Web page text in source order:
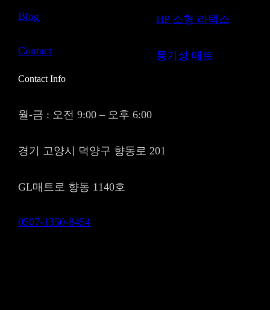
Blog
Contact
HP 소형 라텍스
통기성 매트
Contact Info
월-금 : 오전 9:00 – 오후 6:00
경기 고양시 덕양구 향동로 201
GL매트로 향동 1140호
0507-1350-8454